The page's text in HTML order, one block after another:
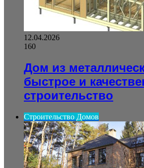
12.04.2026
160
Дом из
быстрое и
строительство
Строительство Домов